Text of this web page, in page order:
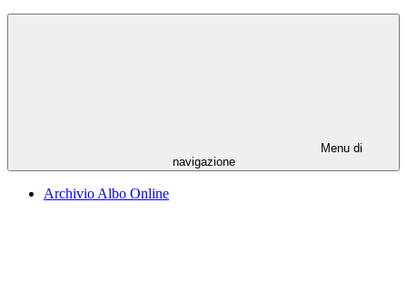
Menu di
navigazione
Archivio Albo Online